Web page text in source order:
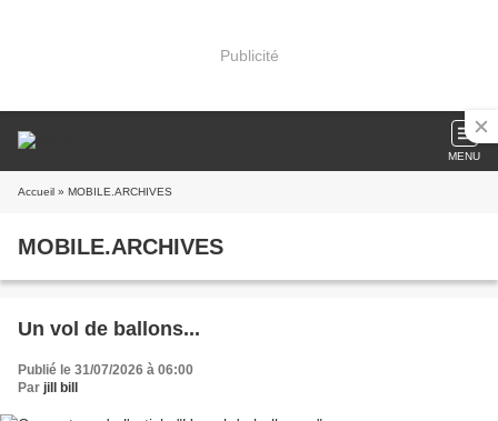
Publicité
MENU
Accueil » MOBILE.ARCHIVES
MOBILE.ARCHIVES
Un vol de ballons...
Publié le 31/07/2026 à 06:00
Par jill bill